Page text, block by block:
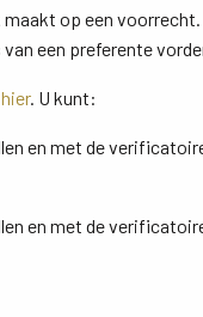
op een
een preferente
hier. U kunt:
met de verificatoire
met de verificatoire